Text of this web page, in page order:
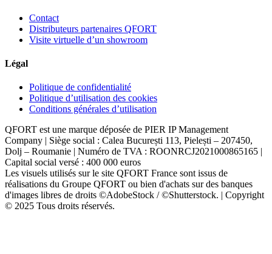
Contact
Distributeurs partenaires QFORT
Visite virtuelle d’un showroom
Légal
Politique de confidentialité
Politique d’utilisation des cookies
Conditions générales d’utilisation
QFORT est une marque déposée de PIER IP Management
Company | Siège social : Calea București 113, Pielești – 207450,
Dolj – Roumanie | Numéro de TVA : ROONRCJ2021000865165 |
Capital social versé : 400 000 euros
Les visuels utilisés sur le site QFORT France sont issus de
réalisations du Groupe QFORT ou bien d'achats sur des banques
d'images libres de droits ©AdobeStock / ©Shutterstock. | Copyright
© 2025 Tous droits réservés.